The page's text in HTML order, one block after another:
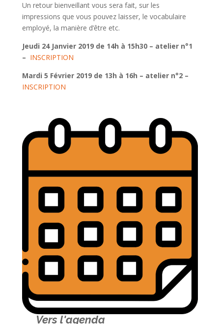
Un retour bienveillant vous sera fait, sur les
impressions que vous pouvez laisser, le vocabulaire
employé, la manière d’être etc.
Jeudi 24 Janvier 2019 de 14h à 15h30 – atelier n°1
– INSCRIPTION
Mardi 5 Février 2019 de 13h à 16h – atelier n°2 –
INSCRIPTION
Vers l'agenda